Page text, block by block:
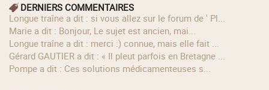
DERNIERS COMMENTAIRES
longue traîne a dit : si vous allez sur le forum de ' Pl...
Marie a dit : Bonjour, Le sujet est ancien, mai...
longue traîne a dit : merci :) connue, mais elle fait ...
Gérard GAUTIER a dit : « Il pleut parfois en Bretagne ...
Pompe a dit : Ces solutions médicamenteuses s...